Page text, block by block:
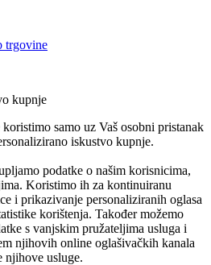
trgovine
kupnje
samo uz Vaš osobni pristanak
iskustvo kupnje.
podatke o našim korisnicima,
Koristimo ih za kontinuiranu
i prikazivanje personaliziranih oglasa
korištenja. Također možemo
s vanjskim pružateljima usluga i
njihovih online oglašivačkih kanala
njihove usluge.